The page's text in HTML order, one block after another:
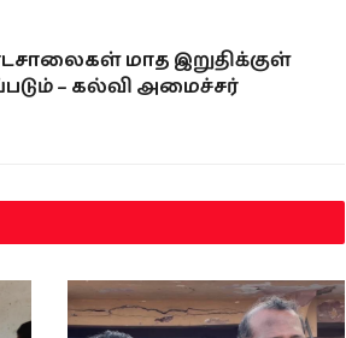
மாத இறுதிக்குள்
– கல்வி அமைச்சர்